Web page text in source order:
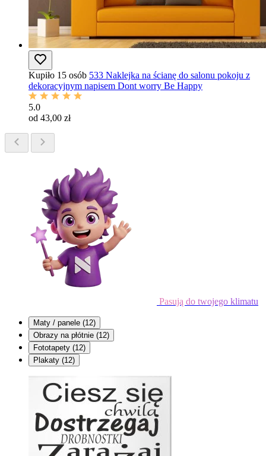
Kupiło 15 osób 533 Naklejka na ścianę do salonu pokoju z
dekoracyjnym napisem Dont worry Be Happy
5.0
od 43,00 zł
Pasują do twojego klimatu
Maty / panele (12)
Obrazy na płótnie (12)
Fototapety (12)
Plakaty (12)